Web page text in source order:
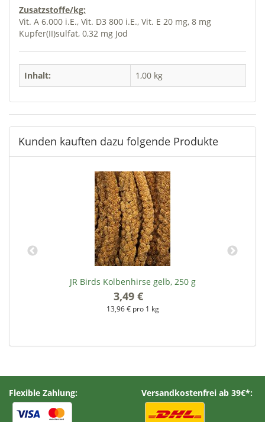
Zusatzstoffe/kg:
Vit. A 6.000 i.E., Vit. D3 800 i.E., Vit. E 20 mg, 8 mg
Kupfer(II)sulfat, 0,32 mg Jod
Inhalt: 1,00 kg
Kunden kauften dazu folgende Produkte
JR Birds Kolbenhirse gelb, 250 g
3,49 €
13,96 € pro 1 kg
Flexible Zahlung: Versandkostenfrei ab 39€*: